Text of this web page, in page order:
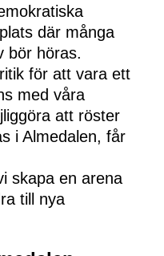
där många
bör höras.
för att vara ett
med våra
att röster
i Almedalen, får
skapa en arena
till nya